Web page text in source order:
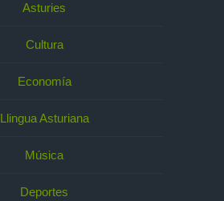
Asturies
Cultura
Economía
Llingua Asturiana
Música
Deportes